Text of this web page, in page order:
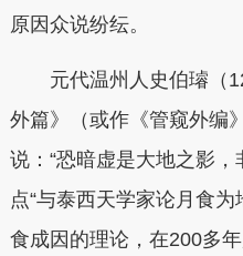
原因众说纷纭。
元代温州人史伯璿（
外篇》（或作《管窥外编
说：“恐暗虚是大地之影
点“与泰西天学家论月食
食成因的理论，在200多